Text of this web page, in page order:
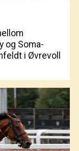
og Soma-
i Øvrevoll